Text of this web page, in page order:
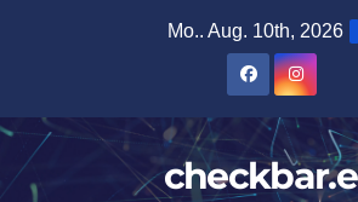
Mo.. Aug. 10th, 2026